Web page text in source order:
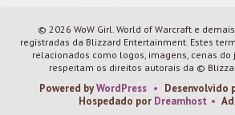
© 2026 WoW Girl. World of Warcraft e
registradas da Blizzard Entertainment. Estes
relacionados como logos, imagens, cenas do
respeitam os direitos autorais da ©
Powered byWordPress • Desenvolvido
Hospedado por Dreamhost •